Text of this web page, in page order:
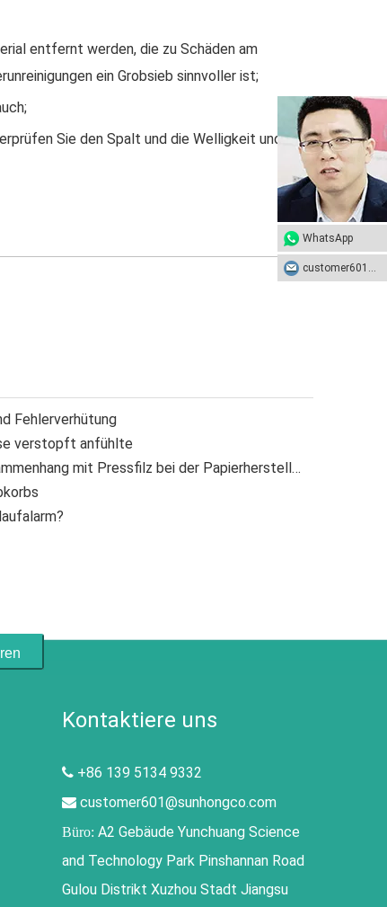
entfernt werden, die zu Schäden am
ein Grobsieb sinnvoller ist;
Sie den Spalt und die Welligkeit und
Fehlerverhütung
verstopft anfühlte
Kennen Sie die Probleme im Zusammenhang mit Pressfilz bei der Papierherstellung?
Kontaktiere uns
 +86 139 5134 9332
 customer601@sunhongco.com
Büro: A2 Gebäude Yunchuang Science
and Technology Park Pinshannan Road
Gulou Distrikt Xuzhou Stadt Jiangsu
WhatsApp
customer601@sunhongco.com